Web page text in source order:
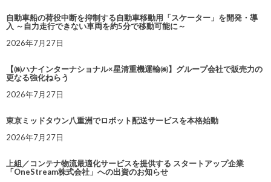
自動車船の荷役中断を抑制する自動車移動用「スケーター」を開発・導
入 ～自力走行できない車両を約5分で移動可能に～
2026年7月27日
【㈱ハナインターナショナル×星清重機運輸㈱】グループ会社で販売力の
更なる強化ねらう
2026年7月27日
東京ミッドタウン八重洲でロボット配送サービスを本格始動
2026年7月27日
上組／コンテナ物流最適化サービスを提供する スタートアップ企業
「OneStream株式会社」への出資のお知らせ